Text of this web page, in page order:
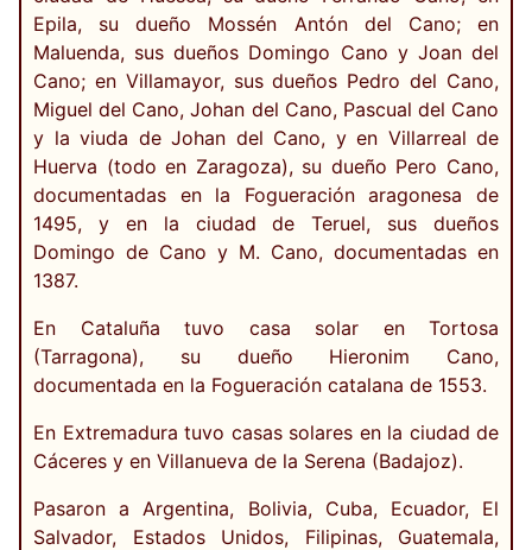
Epila, su dueño Mossén Antón del Cano; en
Maluenda, sus dueños Domingo Cano y Joan del
Cano; en Villamayor, sus dueños Pedro del Cano,
Miguel del Cano, Johan del Cano, Pascual del Cano
y la viuda de Johan del Cano, y en Villarreal de
Huerva (todo en Zaragoza), su dueño Pero Cano,
documentadas en la Fogueración aragonesa de
1495, y en la ciudad de Teruel, sus dueños
Domingo de Cano y M. Cano, documentadas en
1387.
En Cataluña tuvo casa solar en Tortosa
(Tarragona), su dueño Hieronim Cano,
documentada en la Fogueración catalana de 1553.
En Extremadura tuvo casas solares en la ciudad de
Cáceres y en Villanueva de la Serena (Badajoz).
Pasaron a Argentina, Bolivia, Cuba, Ecuador, El
Salvador, Estados Unidos, Filipinas, Guatemala,